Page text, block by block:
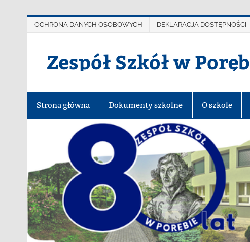
OCHRONA DANYCH OSOBOWYCH DEKLARACJA DOSTĘPNOŚCI
Zespół Szkół w
Strona główna Dokumenty szkolne O szkole